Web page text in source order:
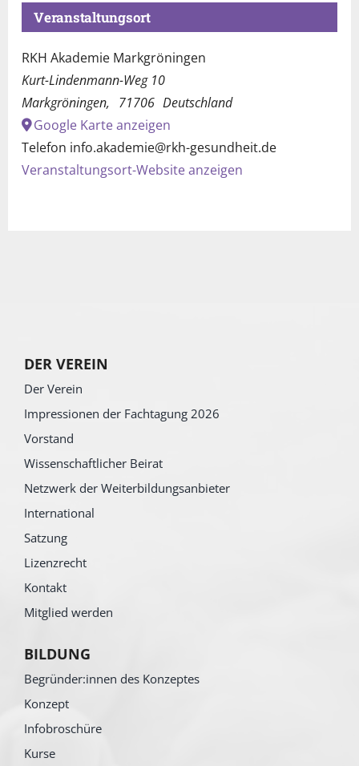
Veranstaltungsort
RKH Akademie Markgröningen
Kurt-Lindenmann-Weg 10
Markgröningen, 71706 Deutschland
Google Karte anzeigen
Telefon info.akademie@rkh-gesundheit.de
Veranstaltungsort-Website anzeigen
DER VEREIN
Der Verein
Impressionen der Fachtagung 2026
Vorstand
Wissenschaftlicher Beirat
Netzwerk der Weiterbildungsanbieter
International
Satzung
Lizenzrecht
Kontakt
Mitglied werden
BILDUNG
Begründer:innen des Konzeptes
Konzept
Infobroschüre
Kurse